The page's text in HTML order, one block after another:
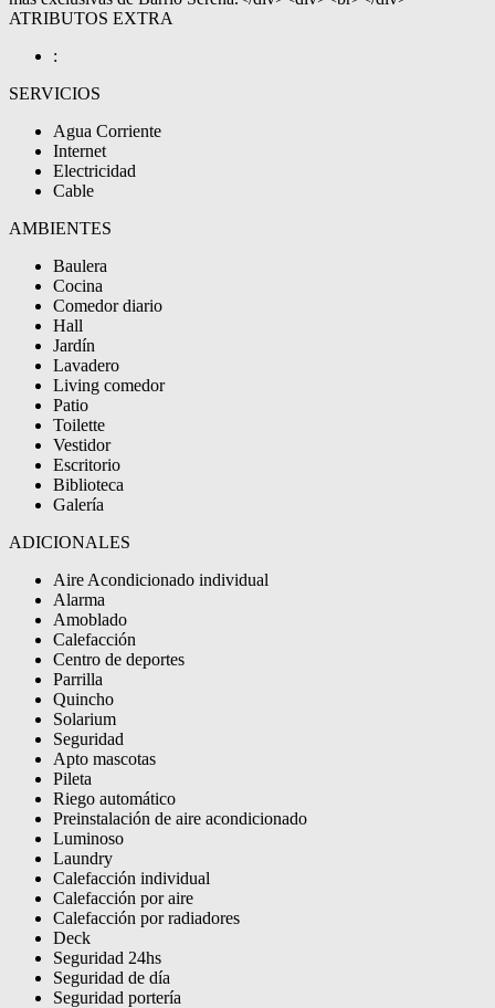
ATRIBUTOS EXTRA
:
SERVICIOS
Agua Corriente
Internet
Electricidad
Cable
AMBIENTES
Baulera
Cocina
Comedor diario
Hall
Jardín
Lavadero
Living comedor
Patio
Toilette
Vestidor
Escritorio
Biblioteca
Galería
ADICIONALES
Aire Acondicionado individual
Alarma
Amoblado
Calefacción
Centro de deportes
Parrilla
Quincho
Solarium
Seguridad
Apto mascotas
Pileta
Riego automático
Preinstalación de aire acondicionado
Luminoso
Laundry
Calefacción individual
Calefacción por aire
Calefacción por radiadores
Deck
Seguridad 24hs
Seguridad de día
Seguridad portería